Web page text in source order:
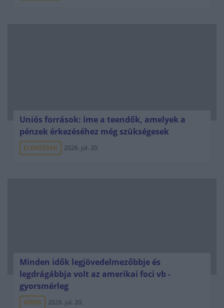
Uniós források: íme a teendők, amelyek a
pénzek érkezéséhez még szükségesek
ELEMZÉSEK 2026. júl. 20.
Minden idők legjövedelmezőbbje és
legdrágábbja volt az amerikai foci vb -
gyorsmérleg
HÍREK 2026. júl. 20.